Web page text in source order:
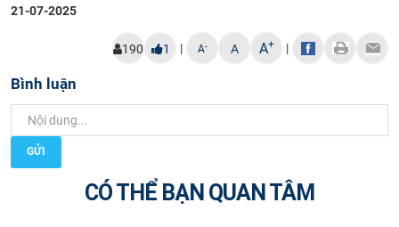
21-07-2025
190 1 | A- A A+ |
Bình luận
GỬI
CÓ THỂ BẠN QUAN TÂM